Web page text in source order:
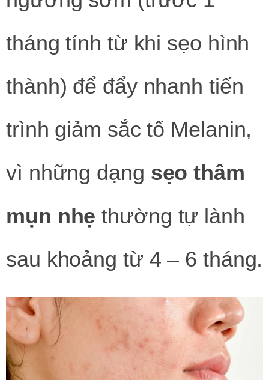
tháng tính từ khi sẹo hình
thành) để đẩy nhanh tiến
trình giảm sắc tố Melanin,
vì những dạng sẹo thâm
mụn nhẹ thường tự lành
sau khoảng từ 4 – 6 tháng.